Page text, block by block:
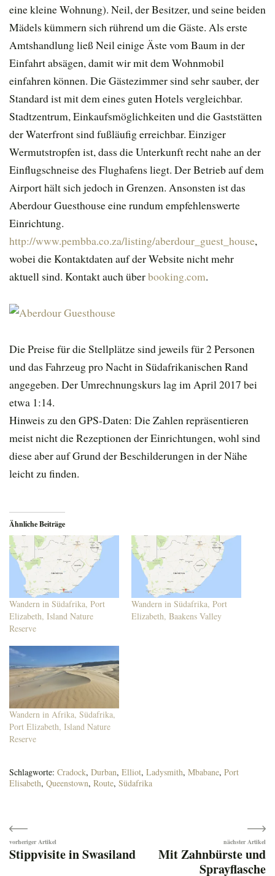
eine kleine Wohnung). Neil, der Besitzer, und seine beiden
Mädels kümmern sich rührend um die Gäste. Als erste
Amtshandlung ließ Neil einige Äste vom Baum in der
Einfahrt absägen, damit wir mit dem Wohnmobil
einfahren können. Die Gästezimmer sind sehr sauber, der
Standard ist mit dem eines guten Hotels vergleichbar.
Stadtzentrum, Einkaufsmöglichkeiten und die Gaststätten
der Waterfront sind fußläufig erreichbar. Einziger
Wermutstropfen ist, dass die Unterkunft recht nahe an der
Einflugschneise des Flughafens liegt. Der Betrieb auf dem
Airport hält sich jedoch in Grenzen. Ansonsten ist das
Aberdour Guesthouse eine rundum empfehlenswerte
Einrichtung.
http://www.pembba.co.za/listing/aberdour_guest_house,
wobei die Kontaktdaten auf der Website nicht mehr
aktuell sind. Kontakt auch überbooking.com.
Die Preise für die Stellplätze sind jeweils für 2 Personen
und das Fahrzeug pro Nacht in Südafrikanischen Rand
angegeben. Der Umrechnungskurs lag im April 2017 bei
etwa 1:14.
Hinweis zu den GPS-Daten: Die Zahlen repräsentieren
meist nicht die Rezeptionen der Einrichtungen, wohl sind
diese aber auf Grund der Beschilderungen in der Nähe
leicht zu finden.
Ähnliche Beiträge
Wandern in Südafrika, Port
Elizabeth, Island Nature
Reserve
Wandern in Südafrika, Port
Elizabeth, Baakens Valley
Wandern in Afrika, Südafrika,
Port Elizabeth, Island Nature
Reserve
Schlagworte: Cradock, Durban, Elliot, Ladysmith, Mbabane, Port
Elisabeth, Queenstown, Route, Südafrika
Beitragsnavigation
Stippvisite in Swasiland
Mit Zahnbürste und
Sprayflasche